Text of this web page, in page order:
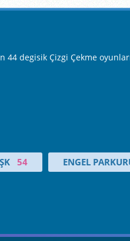
degisik Çizgi Çekme
54 ENGEL